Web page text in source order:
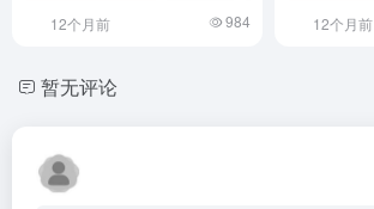
12个月前 984 12个月前
暂无评论